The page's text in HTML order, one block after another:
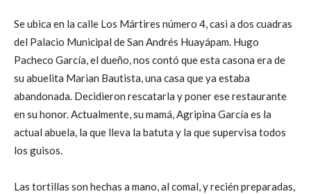
Se ubica en la calle Los Mártires número 4, casi a dos cuadras
del Palacio Municipal de San Andrés Huayápam. Hugo
Pacheco García, el dueño, nos contó que esta casona era de
su abuelita Marian Bautista, una casa que ya estaba
abandonada. Decidieron rescatarla y poner ese restaurante
en su honor. Actualmente, su mamá, Agripina García es la
actual abuela, la que lleva la batuta y la que supervisa todos
los guisos.
Las tortillas son hechas a mano, al comal, y recién preparadas,